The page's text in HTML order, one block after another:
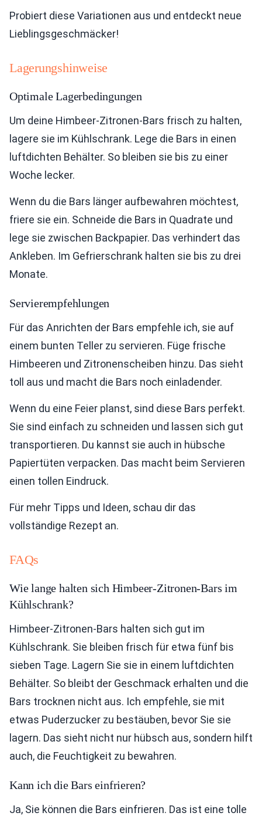
Probiert diese Variationen aus und entdeckt neue
Lieblingsgeschmäcker!
Lagerungshinweise
Optimale Lagerbedingungen
Um deine Himbeer-Zitronen-Bars frisch zu halten,
lagere sie im Kühlschrank. Lege die Bars in einen
luftdichten Behälter. So bleiben sie bis zu einer
Woche lecker.
Wenn du die Bars länger aufbewahren möchtest,
friere sie ein. Schneide die Bars in Quadrate und
lege sie zwischen Backpapier. Das verhindert das
Ankleben. Im Gefrierschrank halten sie bis zu drei
Monate.
Servierempfehlungen
Für das Anrichten der Bars empfehle ich, sie auf
einem bunten Teller zu servieren. Füge frische
Himbeeren und Zitronenscheiben hinzu. Das sieht
toll aus und macht die Bars noch einladender.
Wenn du eine Feier planst, sind diese Bars perfekt.
Sie sind einfach zu schneiden und lassen sich gut
transportieren. Du kannst sie auch in hübsche
Papiertüten verpacken. Das macht beim Servieren
einen tollen Eindruck.
Für mehr Tipps und Ideen, schau dir das
vollständige Rezept an.
FAQs
Wie lange halten sich Himbeer-Zitronen-Bars im
Kühlschrank?
Himbeer-Zitronen-Bars halten sich gut im
Kühlschrank. Sie bleiben frisch für etwa fünf bis
sieben Tage. Lagern Sie sie in einem luftdichten
Behälter. So bleibt der Geschmack erhalten und die
Bars trocknen nicht aus. Ich empfehle, sie mit
etwas Puderzucker zu bestäuben, bevor Sie sie
lagern. Das sieht nicht nur hübsch aus, sondern hilft
auch, die Feuchtigkeit zu bewahren.
Kann ich die Bars einfrieren?
Ja, Sie können die Bars einfrieren. Das ist eine tolle